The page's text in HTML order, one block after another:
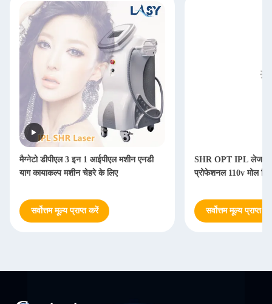
मैग्नेटो डीपीएल 3 इन 1 आईपीएल मशीन एनडी
याग कायाकल्प मशीन चेहरे के लिए
सर्वोत्तम मूल्य प्राप्त करें
SHR OPT IPL लेजर
प्रोफेशनल 110v मोल
सर्वोत्तम मूल्य प्राप्त